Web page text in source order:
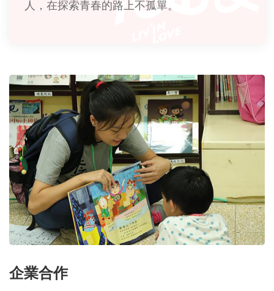
人，在探索青春的路上不孤單。
企業合作